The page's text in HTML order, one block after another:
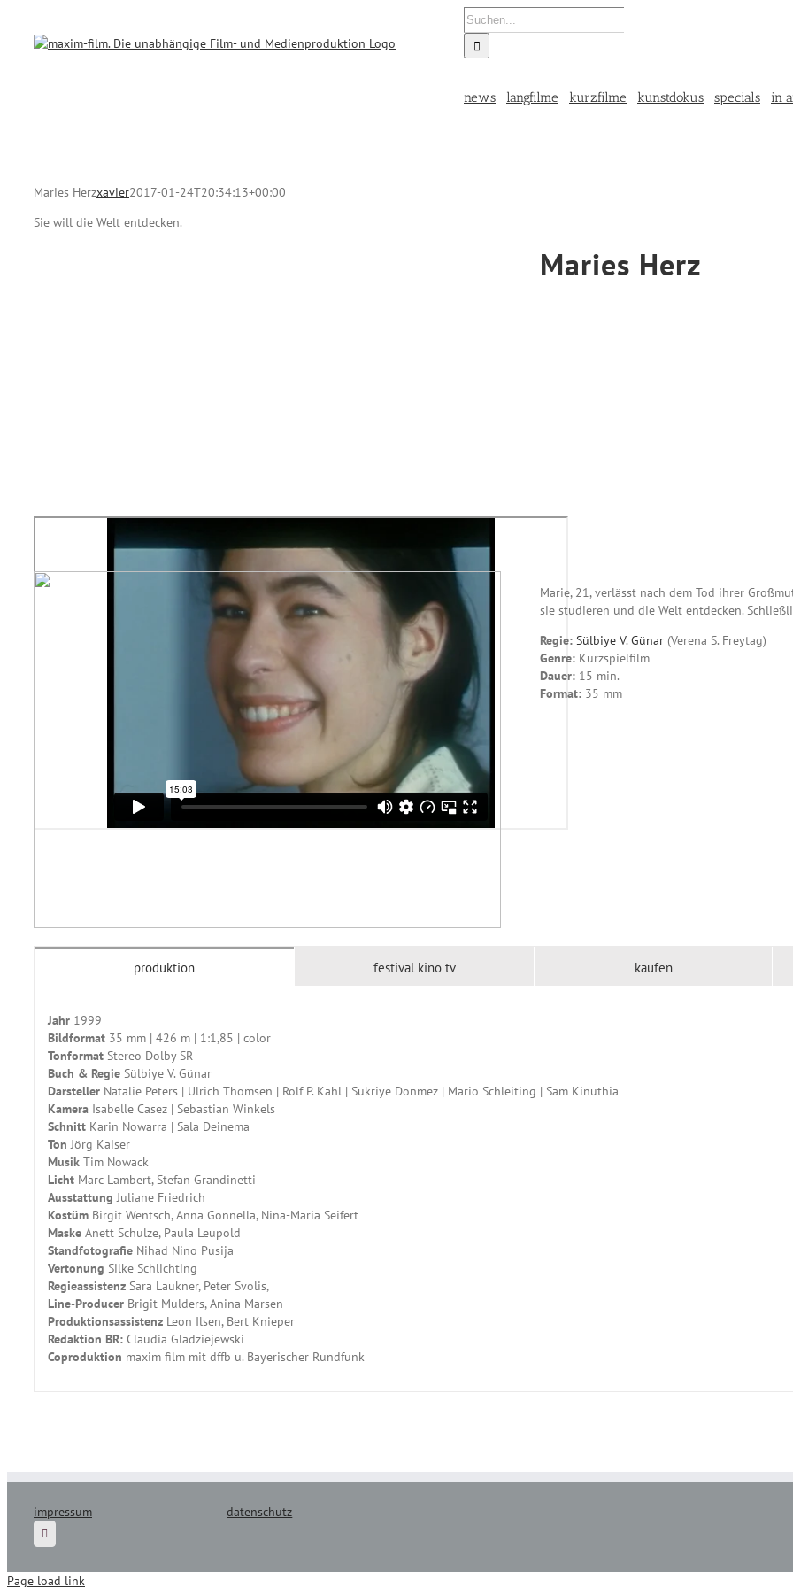
Inhalt
springen
Suche
nach:
news langfilme kurzfilme kunstdokus specials in
Maries Herzxavier2017-01-24T20:34:13+00:00
Sie will die Welt entdecken.
Maries Herz
Marie, 21, verlässt nach dem Tod ihrer
sie studieren und die Welt entdecken.
Regie: Sülbiye V. Günar (Verena S. Freytag)
Genre: Kurzspielfilm
Dauer: 15 min.
Format: 35 mm
produktion festival kino tv kaufen
Jahr 1999
Bildformat 35 mm | 426 m | 1:1,85 | color
Tonformat Stereo Dolby SR
Buch & Regie Sülbiye V. Günar
Darsteller Natalie Peters | Ulrich Thomsen | Rolf P. Kahl | Sükriye Dönmez | Mario Schleiting | Sam Kinuthia
Kamera Isabelle Casez | Sebastian Winkels
Schnitt Karin Nowarra | Sala Deinema
Ton Jörg Kaiser
Musik Tim Nowack
Licht Marc Lambert, Stefan Grandinetti
Ausstattung Juliane Friedrich
Kostüm Birgit Wentsch, Anna Gonnella, Nina-Maria Seifert
Maske Anett Schulze, Paula Leupold
Standfotografie Nihad Nino Pusija
Vertonung Silke Schlichting
Regieassistenz Sara Laukner, Peter Svolis,
Line-Producer Brigit Mulders, Anina Marsen
Produktionsassistenz Leon Ilsen, Bert Knieper
Redaktion BR: Claudia Gladziejewski
Coproduktion maxim film mit dffb u. Bayerischer Rundfunk
impressum datenschutz
Page load link